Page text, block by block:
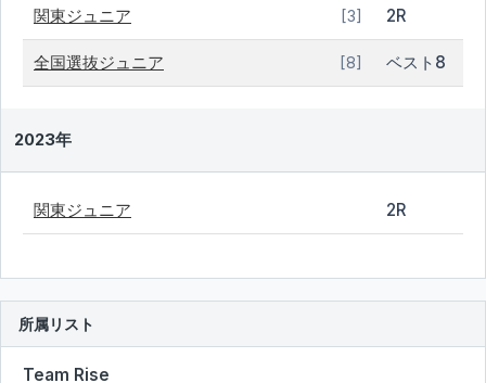
関東ジュニア [3] 2R
全国選抜ジュニア [8] ベスト8
2023年
関東ジュニア 2R
所属リスト
Team Rise